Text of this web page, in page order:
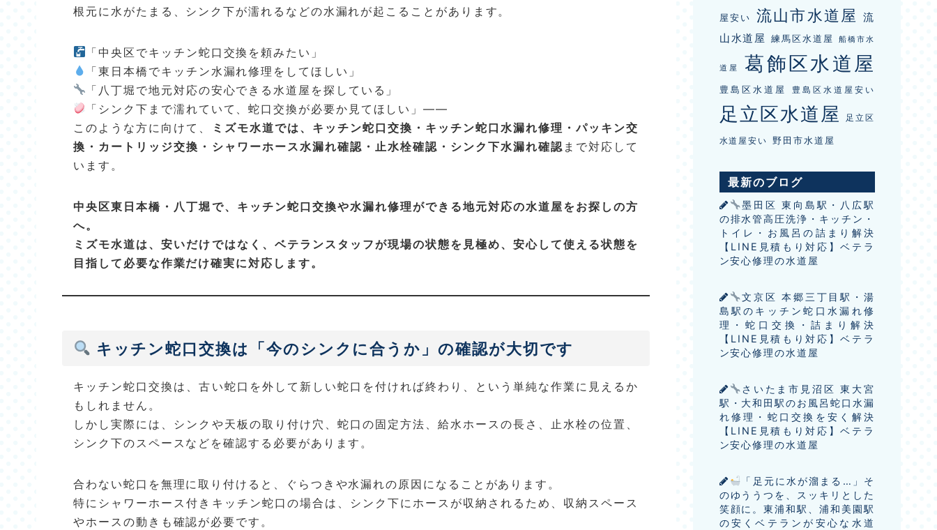
根元に水がたまる、シンク下が濡れるなどの水漏れが起こることがあります。
「中央区でキッチン蛇口交換を頼みたい」
「東日本橋でキッチン水漏れ修理をしてほしい」
「八丁堀で地元対応の安心できる水道屋を探している」
「シンク下まで濡れていて、蛇口交換が必要か見てほしい」――
このような方に向けて、
ミズモ水道では、キッチン蛇口交換・キッチン蛇口水漏れ修理・パッキン交
換・カートリッジ交換・シャワーホース水漏れ確認・止水栓確認・シンク下水漏れ確認 まで対応して
います。
中央区東日本橋・八丁堀で、キッチン蛇口交換や水漏れ修理ができる地元対応の水道屋をお探しの方
へ。
ミズモ水道は、安いだけではなく、ベテランスタッフが現場の状態を見極め、安心して使える状態を
目指して必要な作業だけ確実に対応します。
キッチン蛇口交換は「今のシンクに合うか」の確認が大切です
キッチン蛇口交換は、古い蛇口を外して新しい蛇口を付ければ終わり、という単純な作業に見えるか
もしれません。
しかし実際には、シンクや天板の取り付け穴、蛇口の固定方法、給水ホースの長さ、止水栓の位置、
シンク下のスペースなどを確認する必要があります。
合わない蛇口を無理に取り付けると、ぐらつきや水漏れの原因になることがあります。
特にシャワーホース付きキッチン蛇口の場合は、シンク下にホースが収納されるため、収納スペース
やホースの動きも確認が必要です。
屋安い 流山市水道屋
流
山水道屋
練馬区水道屋 船橋市水
道屋 葛飾区水道屋
豊島区水道屋 豊島区水道屋安い
足立区水道屋 足立区
水道屋安い 野田市水道屋
最新のブログ
墨田区 東向島駅・八広駅
の排水管高圧洗浄・キッチン・
トイレ・お風呂の詰まり解決
【LINE見積もり対応】ベテラ
ン安心修理の水道屋
文京区 本郷三丁目駅・湯
島駅のキッチン蛇口水漏れ修
理・蛇口交換・詰まり解決
【LINE見積もり対応】ベテラ
ン安心修理の水道屋
さいたま市見沼区 東大宮
駅・大和田駅のお風呂蛇口水漏
れ修理・蛇口交換を安く解決
【LINE見積もり対応】ベテラ
ン安心修理の水道屋
「足元に水が溜まる…」そ
のゆううつを、スッキリとした
笑顔に。東浦和駅、浦和美園駅
の安くベテランが安心な水道